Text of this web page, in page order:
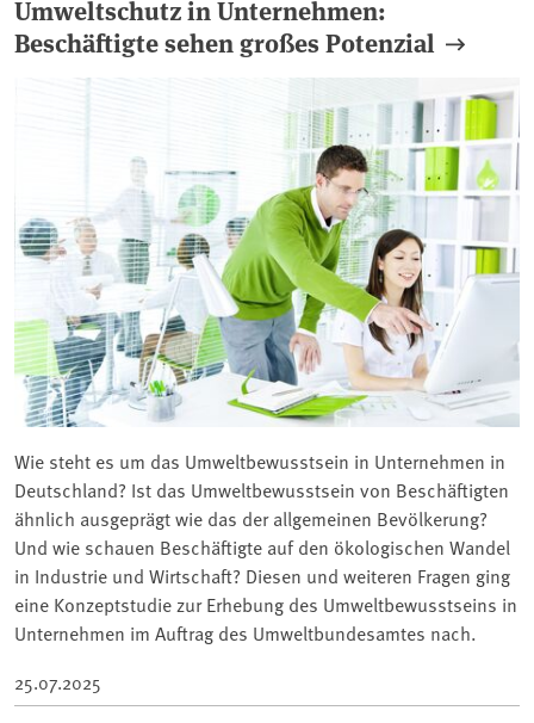
Umweltschutz in Unternehmen:
Beschäftigte sehen großes Potenzial
Wie steht es um das Umweltbewusstsein in Unternehmen in
Deutschland? Ist das Umweltbewusstsein von Beschäftigten
ähnlich ausgeprägt wie das der allgemeinen Bevölkerung?
Und wie schauen Beschäftigte auf den ökologischen Wandel
in Industrie und Wirtschaft? Diesen und weiteren Fragen ging
eine Konzeptstudie zur Erhebung des Umweltbewusstseins in
Unternehmen im Auftrag des Umweltbundesamtes nach.
25.07.2025